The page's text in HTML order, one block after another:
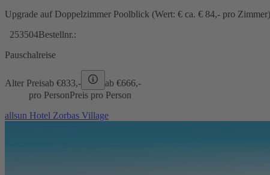
Upgrade auf Doppelzimmer Poolblick (Wert: € ca. € 84,- pro
253504Bestellnr.:
Pauschalreise
Alter Preisab €833,- ab €666,-
pro PersonPreis pro Person
allsun Hotel Zorbas Village